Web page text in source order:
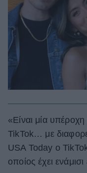
«Είναι μία
TikTok… με
USA Today ο
οποίος έχει